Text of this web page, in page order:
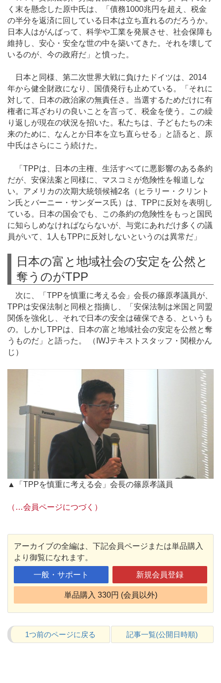
く末を懸念した原中氏は、「債務1000兆円を超え、税金
の半分を返済に回している日本は立ち直れるのだろうか。
日本人はがんばって、科学や工業を発展させ、社会保障も
維持し、安心・安全な世の中を築いてきた。それを壊して
いるのが、今の政府だ」と憤った。
日本と同様、第二次世界大戦に負けたドイツは、2014
年から健全財政になり、国債発行も止めている。「それに
対して、日本の政治家の無責任さ。当選するためだけに有
権者に耳ざわりの良いことを言って、税金を使う。この繰
り返しが現在の状況を招いた。私たちは、子どもたちの未
来のために、なんとか日本を立ち直らせる」と語ると、原
中氏はさらにこう続けた。
「TPPは、日本の主権、生活すべてに悪影響のある条約
だが、安保法案と同様に、マスコミが危険性を報道しな
い。アメリカの次期大統領候補2名（ヒラリー・クリント
ン氏とバーニー・サンダース氏）は、TPPに反対を表明し
ている。日本の国会でも、この条約の危険性をもっと国民
に知らしめなければならないが、与党にあれだけ多くの議
員がいて、1人もTPPに反対しないというのは異常だ」
日本の富と地域社会の安定を公然と
奪うのがTPP
次に、「TPPを慎重に考える会」会長の篠原孝議員が、
TPPは安保法制と同根と指摘し、「安保法制は米国と同盟
関係を強化し、それで日本の安全は確保できる、というも
の。しかしTPPは、日本の富と地域社会の安定を公然と奪
うものだ」と語った。 （IWJテキストスタッフ・関根かん
じ）
▲「TPPを慎重に考える会」会長の篠原孝議員
（…会員ページにつづく）
アーカイブの全編は、下記会員ページまたは単品購入
より御覧になれます。
一般・サポート 新規会員登録
単品購入 330円 (会員以外)
1つ前のページに戻る 記事一覧(公開日時順)